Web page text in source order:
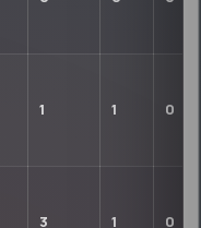
1 1 0
3 1 0